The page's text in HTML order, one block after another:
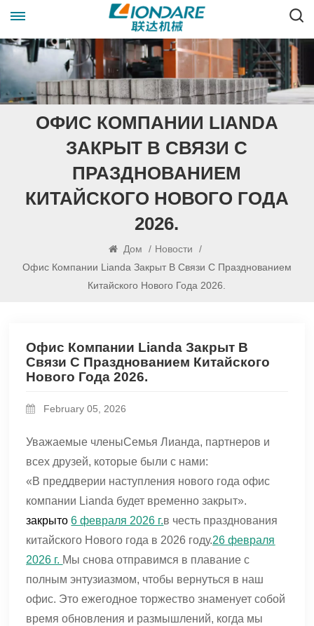
ОФИС КОМПАНИИ LIANDA
ЗАКРЫТ В СВЯЗИ С
ПРАЗДНОВАНИЕМ
КИТАЙСКОГО НОВОГО ГОДА
2026.
Дом / Новости
/
Офис Компании Lianda Закрыт В Связи С Празднованием
Китайского Нового Года 2026.
Офис Компании Lianda Закрыт В
Связи С Празднованием Китайского
Нового Года 2026.
February 05, 2026
Уважаемые членыСемья Лианда, партнеров и
всех друзей, которые были с нами:
«В преддверии наступления нового года офис
компании Lianda будет временно закрыт».
закрыто 6 февраля 2026 г.в честь празднования
китайского Нового года в 2026 году.26 февраля
2026 г. Мы снова отправимся в плавание с
полным энтузиазмом, чтобы вернуться в наш
офис. Это ежегодное торжество знаменует собой
время обновления и размышлений, когда мы